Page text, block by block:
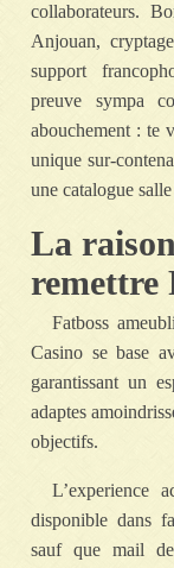
collaborateurs.
Anjouan,
support
preuve sympa
abouchement : te
unique sur-
une catalogue
La
remettre
Fatboss
Casino se base
garantissant un
adaptes
objectifs.
L’experience
disponible dans
sauf que mail